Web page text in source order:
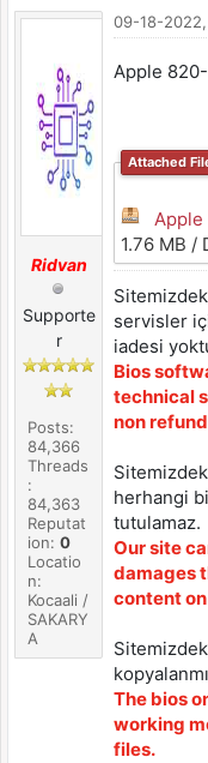
Ridvan
Supporte
r
Posts:
84,366
Threads
:
84,363
Reputat
ion:0
Locatio
n:
Kocaali /
SAKARY
A
09-18-2022,
Apple
Attached
Apple
1.76 MB /
servisler
iadesi
Bios
technical
non
herhangi
tutulamaz.
Our site
damages
content
The bios
working
files.